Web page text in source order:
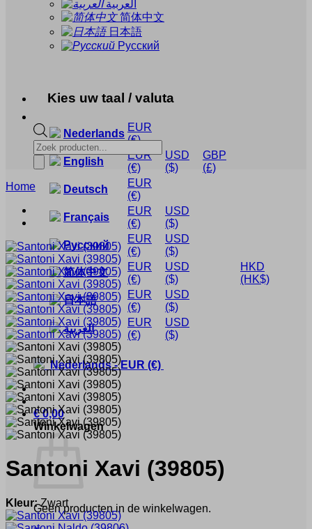
العربية
简体中文
日本語
Русский
Kies uw taal / valuta
Nederlands
EUR
(€)
English
EUR
(€)
USD
($)
GBP
(£)
Deutsch
EUR
(€)
Français
EUR
(€)
USD
($)
Русский
EUR
(€)
USD
($)
简体中文
EUR
(€)
USD
($)
HKD
(HK$)
日本語
EUR
(€)
USD
($)
العربية
EUR
(€)
USD
($)
Nederlands-EUR (€)
€0,00
Winkelwagen
Geen producten in de winkelwagen.
Producten
zoeken
Home
Santoni Xavi (39805)
Kleur:Zwart